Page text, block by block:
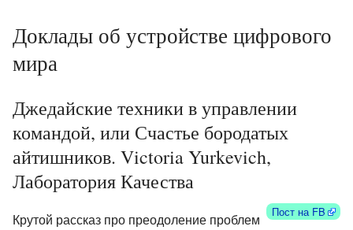
Доклады об устройстве цифрового
мира
Джедайские техники в управлении
командой, или Счастье бородатых
айтишников. Victoria Yurkevich,
Лаборатория Качества
Пост на FB
Крутой рассказ про преодоление проблем